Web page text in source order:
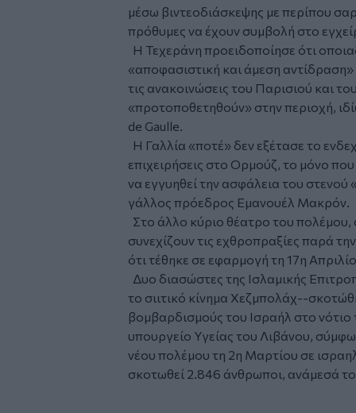
μέσω βιντεοδιάσκεψης με περίπου
πρόθυμες να έχουν συμβολή στο
Η Τεχεράνη προειδοποίησε ότι
«αποφασιστική και άμεση
τις ανακοινώσεις του Παρισιού και
«προτοποθετηθούν» στην περιοχή,
de Gaulle.
Η Γαλλία «ποτέ» δεν εξέτασε το
επιχειρήσεις στο Ορμούζ, το μόνο που
να εγγυηθεί την ασφάλεια του στενού
γάλλος πρόεδρος Εμανουέλ Μακρόν.
Στο άλλο κύριο θέατρο του
συνεχίζουν τις εχθροπραξίες παρά
ότι τέθηκε σε εφαρμογή τη 17η
Δυο διασώστες της Ισλαμικής
το σιιτικό κίνημα Χεζμπολάχ--
βομβαρδισμούς του Ισραήλ στο
υπουργείο Υγείας του Λιβάνου,
νέου πολέμου τη 2η Μαρτίου σε
σκοτωθεί 2.846 άνθρωποι, ανάμεσά